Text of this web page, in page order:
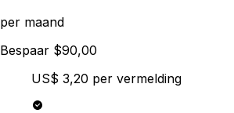
per maand
Bespaar $90,00
US$ 3,20 per vermelding